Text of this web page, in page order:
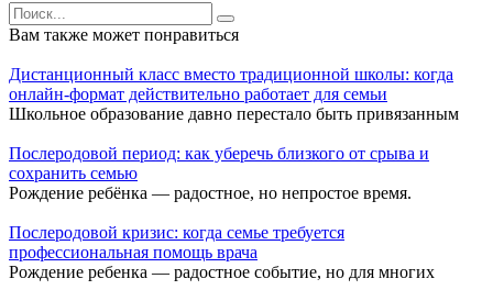
Search
for:
Вам также может понравиться
Дистанционный класс вместо традиционной школы: когда
онлайн-формат действительно работает для семьи
Школьное образование давно перестало быть привязанным
Послеродовой период: как уберечь близкого от срыва и
сохранить семью
Рождение ребёнка — радостное, но непростое время.
Послеродовой кризис: когда семье требуется
профессиональная помощь врача
Рождение ребенка — радостное событие, но для многих